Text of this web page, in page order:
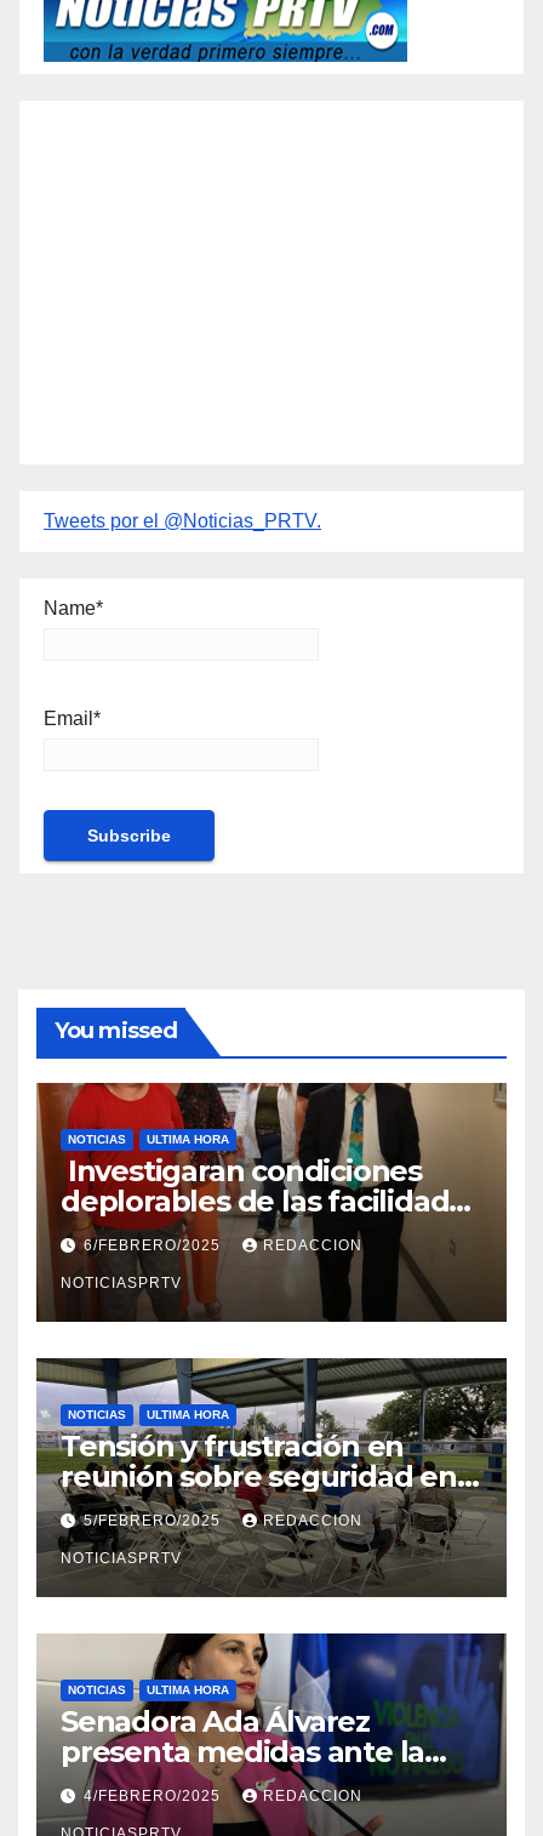
Tweets por el @Noticias_PRTV.
Name*
Email*
You missed
NOTICIAS ULTIMA HORA
Investigaran condiciones
deplorables de las facilidades
el Departamento de la Salud
en Mayagüez
6/FEBRERO/2025 REDACCION
NOTICIASPRTV
NOTICIAS ULTIMA HORA
Tensión y frustración en
reunión sobre seguridad en
Reparto Metropolitano
5/FEBRERO/2025 REDACCION
NOTICIASPRTV
NOTICIAS ULTIMA HORA
Senadora Ada Álvarez
presenta medidas ante la
violencia en el noviazgo
4/FEBRERO/2025 REDACCION